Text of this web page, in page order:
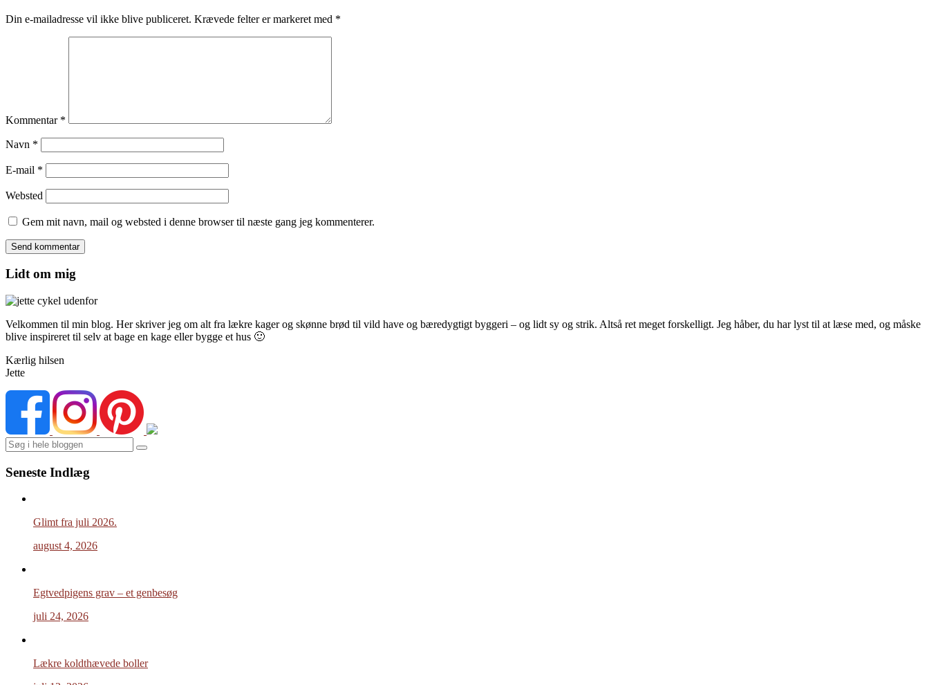
Din e-mailadresse vil ikke blive publiceret. Krævede felter er markeret med *
Kommentar *
Navn *
E-mail *
Websted
Gem mit navn, mail og websted i denne browser til næste gang jeg kommenterer.
Lidt om mig
Velkommen til min blog. Her skriver jeg om alt fra lækre kager og skønne brød til vild have og bæredygtigt byggeri – og lidt sy og strik. Altså ret meget forskelligt. Jeg håber, du har lyst til at læse med, og måske
blive inspireret til selv at bage en kage eller bygge et hus 🙂
Kærlig hilsen
Jette
Search
Seneste Indlæg
Glimt fra juli 2026.
august 4, 2026
Egtvedpigens grav – et genbesøg
juli 24, 2026
Lækre koldthævede boller